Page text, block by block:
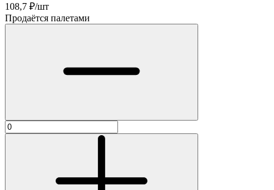
108,7 ₽/шт
Продаётся палетами